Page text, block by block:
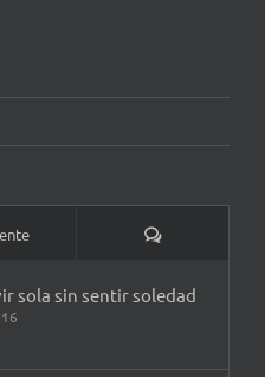
Comentarios
sola sin sentir soledad